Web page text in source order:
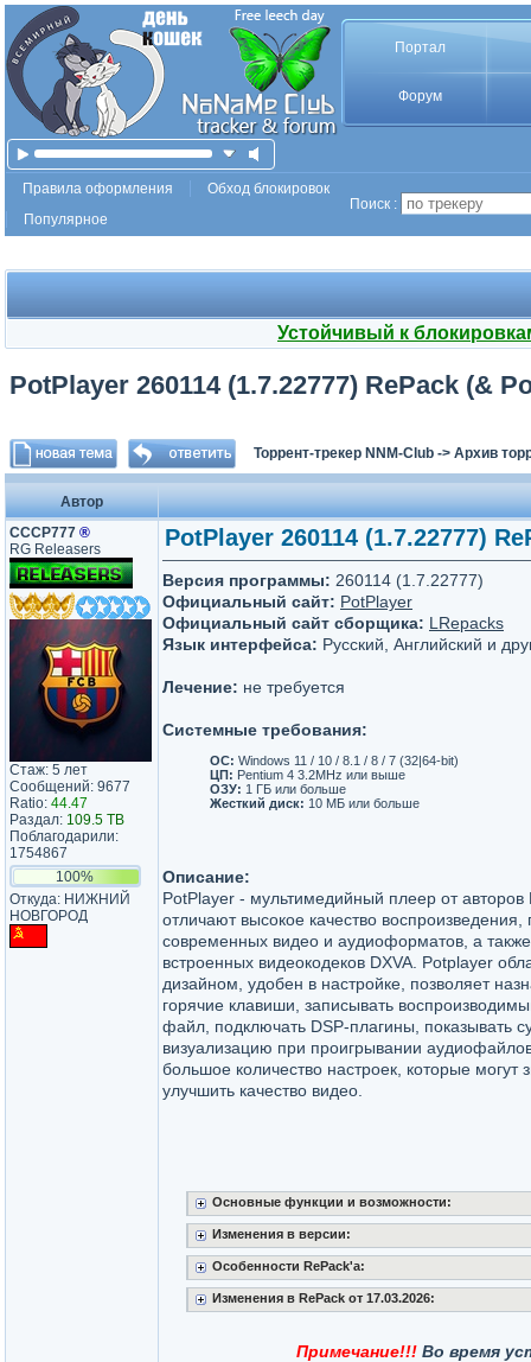
Портал
Форум
Правила оформления
Обход блокировок
Популярное
Поиск :
Устойчивый к
PotPlayer 260114 (1.7.22777) RePack (&
Торрент-трекер NNM-Club -> Архив
Автор
СССР777 ®
RG Releasers
Стаж: 5 лет
Сообщений: 9677
Ratio: 44.47
Раздал: 109.5 TB
Поблагодарили:
1754867
100%
Откуда: НИЖНИЙ
НОВГОРОД
PotPlayer 260114 (1.7.22777)
Версия программы: 260114 (1.7.22777)
Официальный сайт: PotPlayer
Официальный сайт сборщика: LRepacks
Язык интерфейса: Русский, Английский и
Лечение: не требуется
Системные требования:
OC: Windows 11 / 10 / 8.1 / 8 / 7 (32|64-bit)
ЦП: Pentium 4 3.2MHz или выше
ОЗУ: 1 ГБ или больше
Жесткий диск: 10 МБ или больше
Описание:
PotPlayer - мультимедийный плеер от авторов
отличают высокое качество воспроизведения,
современных видео и аудиоформатов, а
встроенных видеокодеков DXVA. Potplayer
дизайном, удобен в настройке, позволяет
горячие клавиши, записывать
файл, подключать DSP-плагины, показывать
визуализацию при проигрывании
большое количество настроек, которые могут
улучшить качество видео.
Основные функции и возможности:
Изменения в версии:
Особенности RePack'a:
Изменения в RePack от 17.03.2026:
Примечание!!!Во время